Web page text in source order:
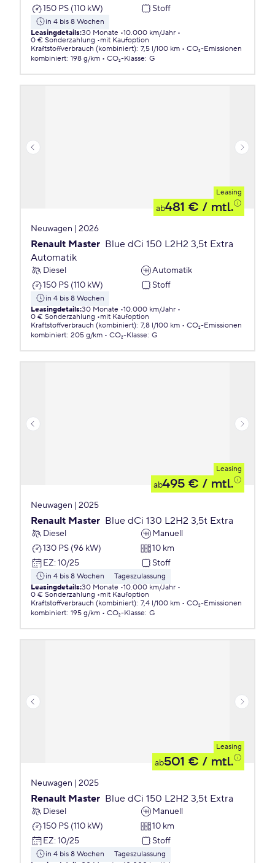
150 PS (110 kW)
Stoff
in 4 bis 8 Wochen
Leasingdetails:30 Monate 10.000 km/Jahr
0 € Sonderzahlung
mit Kaufoption
Kraftstoffverbrauch (kombiniert): 7,5 l/100 km
CO₂-Emissionen
kombiniert: 198 g/km CO₂-Klasse: G
Leasing
ab481 € / mtl.
Neuwagen | 2026
Renault Master Blue dCi 150 L2H2 3,5t Extra
Automatik
Diesel
Automatik
150 PS (110 kW)
Stoff
in 4 bis 8 Wochen
Leasingdetails:30 Monate 10.000 km/Jahr
0 € Sonderzahlung
mit Kaufoption
Kraftstoffverbrauch (kombiniert): 7,8 l/100 km
CO₂-Emissionen
kombiniert: 205 g/km CO₂-Klasse: G
Leasing
ab495 € / mtl.
Neuwagen | 2025
Renault Master Blue dCi 130 L2H2 3,5t Extra
Diesel
Manuell
130 PS (96 kW)
10 km
EZ: 10/25 Stoff
in 4 bis 8 Wochen
Tageszulassung
Leasingdetails:30 Monate 10.000 km/Jahr
0 € Sonderzahlung
mit Kaufoption
Kraftstoffverbrauch (kombiniert): 7,4 l/100 km
CO₂-Emissionen
kombiniert: 195 g/km CO₂-Klasse: G
Leasing
ab501 € / mtl.
Neuwagen | 2025
Renault Master Blue dCi 150 L2H2 3,5t Extra
Diesel
Manuell
150 PS (110 kW)
10 km
EZ: 10/25 Stoff
in 4 bis 8 Wochen
Tageszulassung